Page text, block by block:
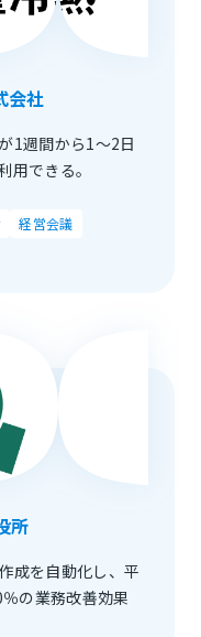
会社
1週間から1～2日
用できる。
経営会議
所
成を自動化し、平
の業務改善効果